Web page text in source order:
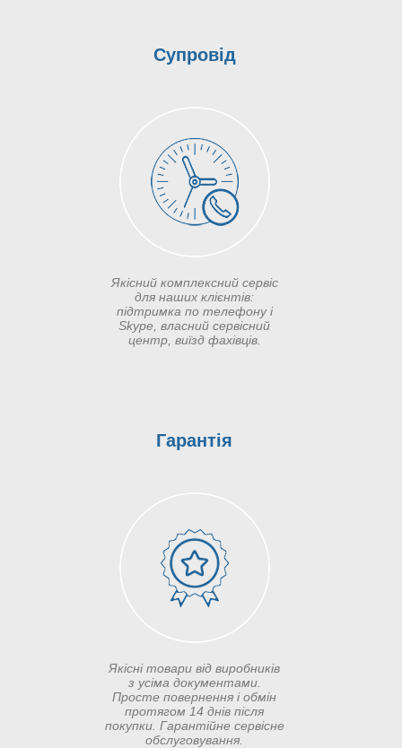
Супровід
Якісний комплексний сервіс
для наших клієнтів:
підтримка по телефону і
Skype, власний сервісний
центр, виїзд фахівців.
Гарантія
Якісні товари від виробників
з усіма документами.
Просте повернення і обмін
протягом 14 днів після
покупки. Гарантійне сервісне
обслуговування.